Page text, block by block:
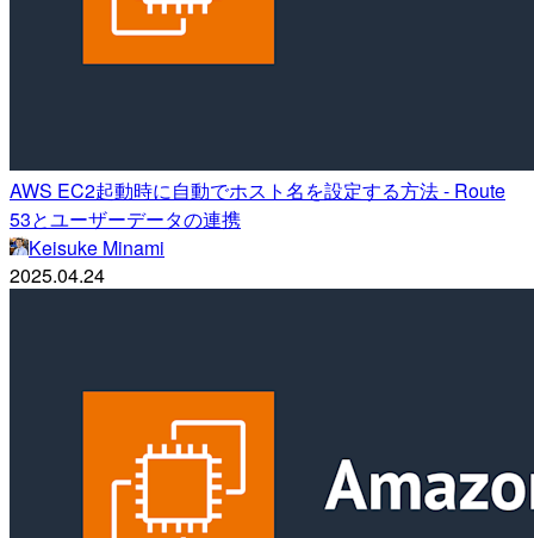
AWS EC2起動時に自動でホスト名を設定する方法 - Route
53とユーザーデータの連携
Keisuke Minami
2025.04.24